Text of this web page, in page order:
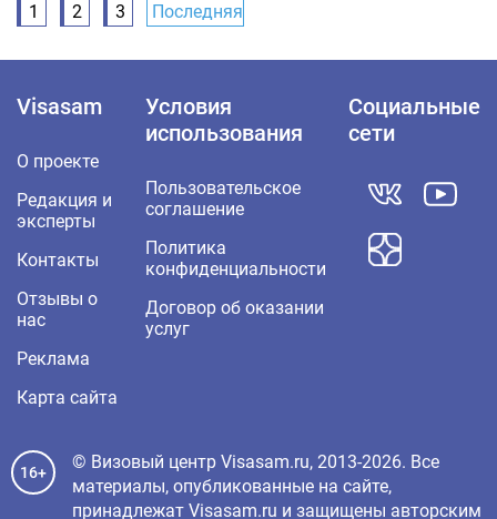
1 2 3 Последняя
Visasam
О проекте
Редакция и
эксперты
Контакты
Отзывы о
нас
Реклама
Карта сайта
Условия
использования
Пользовательское
соглашение
Политика
конфиденциальности
Договор об оказании
услуг
Социальные
сети
16+
© Визовый центр Visasam.ru, 2013-2026. Все
материалы, опубликованные на сайте,
принадлежат Visasam.ru и защищены авторским